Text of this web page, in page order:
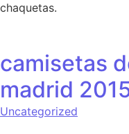
chaquetas.
camisetas
madrid
Uncategorized